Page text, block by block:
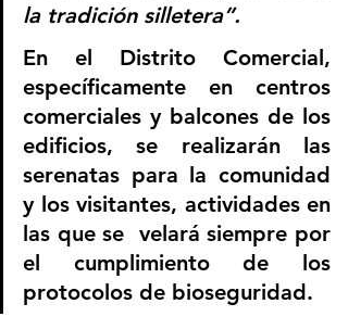
la tradición silletera”.
En el Distrito Comercial,
específicamente en centros
comerciales y balcones de los
edificios, se realizarán las
serenatas para la comunidad
y los visitantes, actividades en
las que se  velará siempre por
el cumplimiento de los
protocolos de bioseguridad.